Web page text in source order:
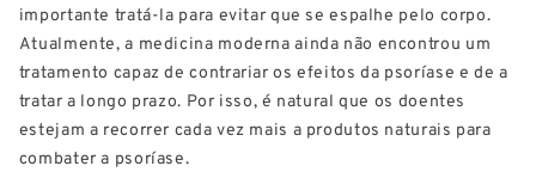
importante tratá-la para evitar que se espalhe pelo corpo.
Atualmente, a medicina moderna ainda não encontrou um
tratamento capaz de contrariar os efeitos da psoríase e de a
tratar a longo prazo. Por isso, é natural que os doentes
estejam a recorrer cada vez mais a produtos naturais para
combater a psoríase.